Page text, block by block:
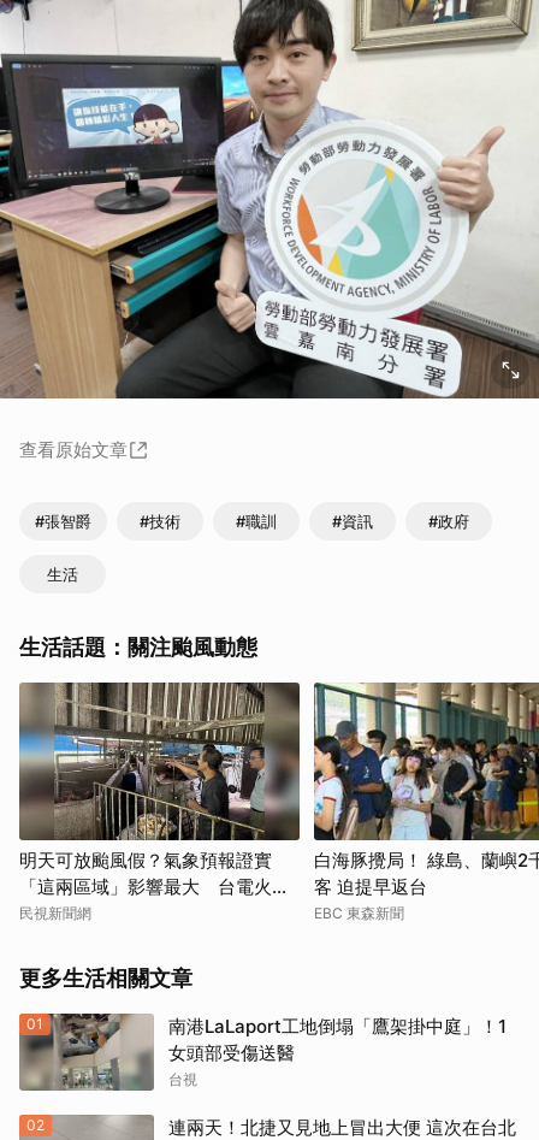
查看原始文章
#張智爵 #技術 #職訓 #資訊 #政府
生活
生活話題：關注颱風動態
明天可放颱風假？氣象預報證實
「這兩區域」影響最大 台電火速
出擊了
民視新聞網
白海豚攪局！ 綠島、蘭嶼2
客 迫提早返台
EBC 東森新聞
更多生活相關文章
01
南港LaLaport工地倒塌「鷹架掛中庭」！1
女頭部受傷送醫
台視
02
連兩天！北捷又見地上冒出大便 這次在台北